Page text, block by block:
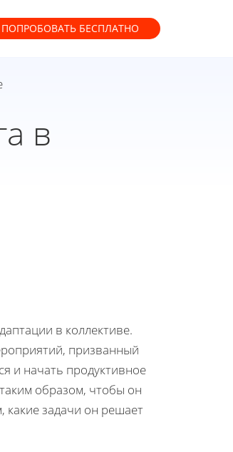
ПОПРОБОВАТЬ БЕСПЛАТНО
в
в коллективе.
призванный
и начать продуктивное
таким образом, чтобы он
какие задачи он решает